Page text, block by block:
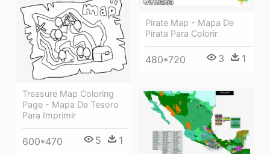
Pirate Map - Mapa De
Pirata Para Colorir
480*720 3 1
Treasure Map Coloring
Page - Mapa De Tesoro
Para Imprimir
600*470 5 1